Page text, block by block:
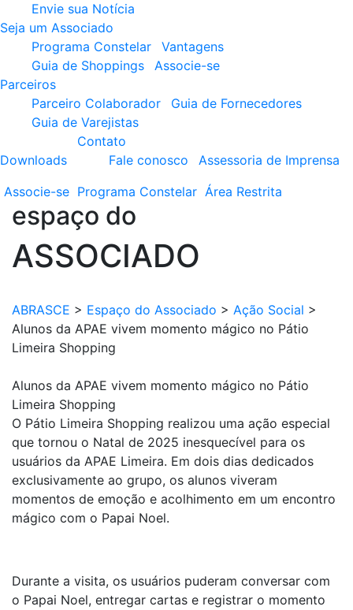
Envie sua Notícia
Seja um Associado
Programa Constelar
Vantagens
Guia de Shoppings
Associe-se
Parceiros
Parceiro Colaborador
Guia de Fornecedores
Guia de Varejistas
Downloads
Contato
Fale conosco
Assessoria de Imprensa
Associe-se Programa Constelar Área Restrita
espaço do
ASSOCIADO
ABRASCE > Espaço do Associado > Ação Social >
Alunos da APAE vivem momento mágico no Pátio
Limeira Shopping
Alunos da APAE vivem momento mágico no Pátio
Limeira Shopping
O Pátio Limeira Shopping realizou uma ação especial
que tornou o Natal de 2025 inesquecível para os
usuários da APAE Limeira. Em dois dias dedicados
exclusivamente ao grupo, os alunos viveram
momentos de emoção e acolhimento em um encontro
mágico com o Papai Noel.
Durante a visita, os usuários puderam conversar com
o Papai Noel, entregar cartas e registrar o momento